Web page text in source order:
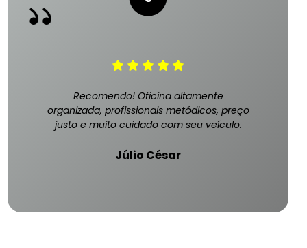
Recomendo! Oficina altamente
organizada, profissionais metódicos, preço
justo e muito cuidado com seu veículo.
Júlio César